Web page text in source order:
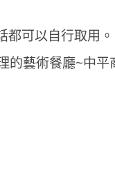
可以自行取用。